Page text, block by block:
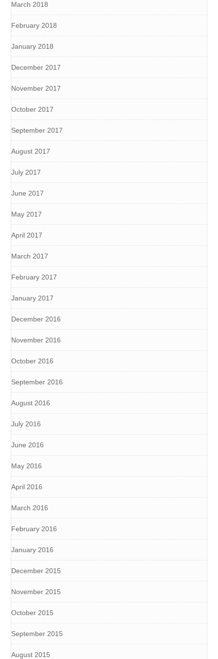
March 2018
February 2018
January 2018
December 2017
November 2017
October 2017
September 2017
August 2017
July 2017
June 2017
May 2017
April 2017
March 2017
February 2017
January 2017
December 2016
November 2016
October 2016
September 2016
August 2016
July 2016
June 2016
May 2016
April 2016
March 2016
February 2016
January 2016
December 2015
November 2015
October 2015
September 2015
August 2015